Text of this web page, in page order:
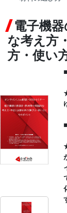
SITE MAP
電子機器
な考え方
方・使い